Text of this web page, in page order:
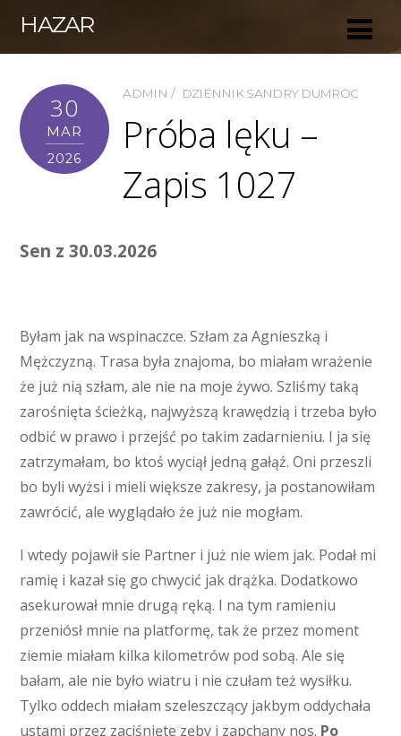
HAZAR
30
MAR
2026
ADMIN DZIENNIK SANDRY DUMROC
Próba lęku –
Zapis 1027
Sen z 30.03.2026
Byłam jak na wspinaczce. Szłam za Agnieszką i
Mężczyzną. Trasa była znajoma, bo miałam wrażenie
że już nią szłam, ale nie na moje żywo. Szliśmy taką
zarośnięta ścieżką, najwyższą krawędzią i trzeba było
odbić w prawo i przejść po takim zadarnieniu. I ja się
zatrzymałam, bo ktoś wyciął jedną gałąź. Oni przeszli
bo byli wyżsi i mieli większe zakresy, ja postanowiłam
zawrócić, ale wyglądało że już nie mogłam.
I wtedy pojawił sie Partner i już nie wiem jak. Podał mi
ramię i kazał się go chwycić jak drążka. Dodatkowo
asekurował mnie drugą ręką. I na tym ramieniu
przeniósł mnie na platformę, tak że przez moment
ziemie miałam kilka kilometrów pod sobą. Ale się
bałam, ale nie było wiatru i nie czułam też wysiłku.
Tylko oddech miałam szeleszczący jakbym oddychała
ustami przez zaciśnięte zęby i zapchany nos. Po